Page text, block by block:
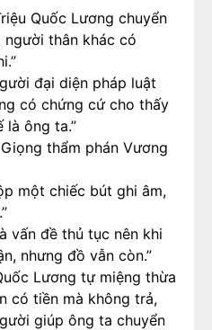
Quốc Lương chuyển
người thân khác có
đại diện pháp luật
có chứng cứ cho thấy
ông ta.”
thẩm phán Vương
một chiếc bút ghi âm,
vấn đề thủ tục nên khi
nhưng đồ vẫn còn.”
Lương tự miệng thừa
có tiền mà không trả,
giúp ông ta chuyển